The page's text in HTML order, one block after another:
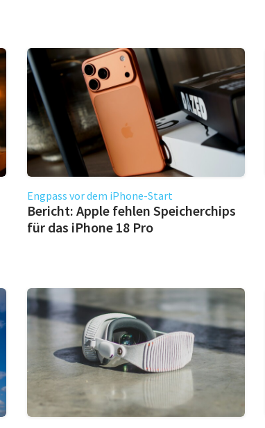
Engpass vor dem iPhone-Start
Bericht: Apple fehlen Speicherchips
für das iPhone 18 Pro